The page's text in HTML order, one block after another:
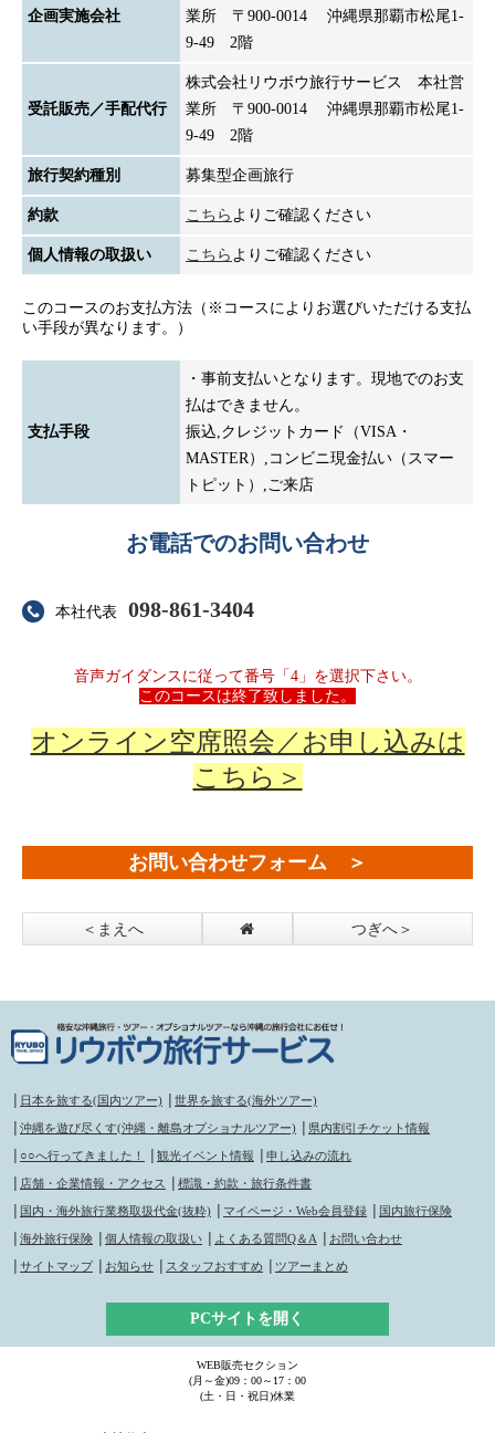
企画実施会社
業所 〒900-0014 沖縄県那覇市松尾1-
9-49 2階
受託販売／手配代行
株式会社リウボウ旅行サービス 本社営
業所 〒900-0014 沖縄県那覇市松尾1-
9-49 2階
旅行契約種別 募集型企画旅行
約款 こちら よりご確認ください
個人情報の取扱い こちら よりご確認ください
このコースのお支払方法（※コースによりお選びいただける支払
い手段が異なります。）
支払手段
・事前支払いとなります。現地でのお支
払はできません。
振込,クレジットカード（VISA・
MASTER）,コンビニ現金払い（スマー
トピット）,ご来店
お電話でのお問い合わせ
本社代表 098-861-3404
音声ガイダンスに従って番号「4」を選択下さい。
このコースは終了致しました。
オンライン空席照会／お申し込みは
こちら＞
お問い合わせフォーム ＞
＜まえへ つぎへ＞
日本を旅する(国内ツアー) 世界を旅する(海外ツアー)
沖縄を遊び尽くす(沖縄・離島オプショナルツアー) 県内割引チケット情報
○○へ行ってきました！ 観光イベント情報 申し込みの流れ
店舗・企業情報・アクセス 標識・約款・旅行条件書
国内・海外旅行業務取扱代金(抜粋) マイページ・Web会員登録 国内旅行保険
海外旅行保険 個人情報の取扱い よくある質問Q＆A お問い合わせ
サイトマップ お知らせ スタッフおすすめ ツアーまとめ
PCサイトを開く
WEB販売セクション
(月～金)09：00～17：00
(土・日・祝日)休業